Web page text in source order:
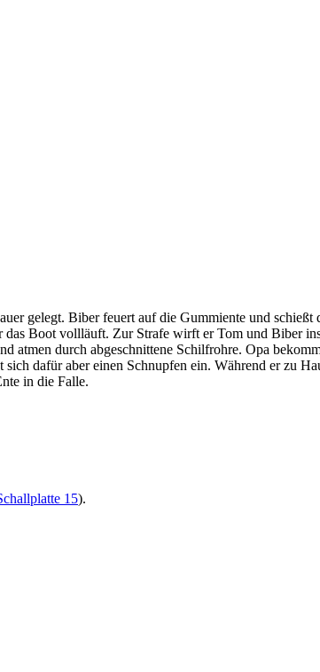
gelegt. Biber feuert auf die Gummiente und schießt
das Boot vollläuft. Zur Strafe wirft er Tom und Biber
atmen durch abgeschnittene Schilfrohre. Opa
dafür aber einen Schnupfen ein. Während er zu
in die Falle.
15).